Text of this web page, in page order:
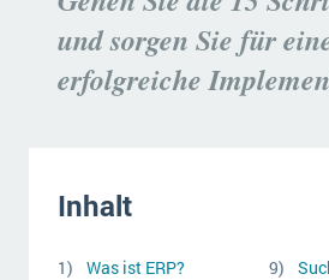
Die „SaaSpocalypse“: Was ist das und was bedeutet es für die
SAP investiert mit zwei strategischen
und sorgen Sie für
erfolgreiche
Inhalt
Was ist ERP?